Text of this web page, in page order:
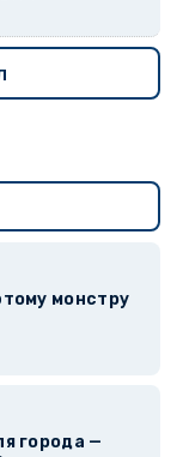
монстру
города —